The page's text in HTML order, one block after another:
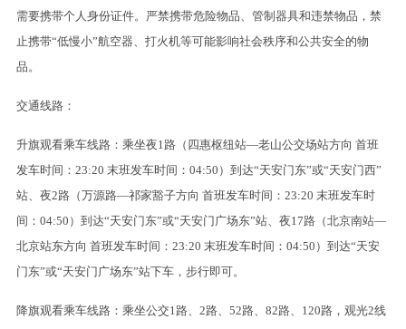
需要携带个人身份证件。严禁携带危险物品、管制器具和违禁物品，禁
止携带“低慢小”航空器、打火机等可能影响社会秩序和公共安全的物
品。
交通线路：
升旗观看乘车线路：乘坐夜1路（四惠枢纽站—老山公交场站方向 首班
发车时间：23:20 末班发车时间：04:50）到达“天安门东”或“天安门西”
站、夜2路（万源路—祁家豁子方向 首班发车时间：23:20 末班发车时
间：04:50）到达“天安门东”或“天安门广场东”站、夜17路（北京南站—
北京站东方向 首班发车时间：23:20 末班发车时间：04:50）到达“天安
门东”或“天安门广场东”站下车，步行即可。
降旗观看乘车线路：乘坐公交1路、2路、52路、82路、120路，观光2线